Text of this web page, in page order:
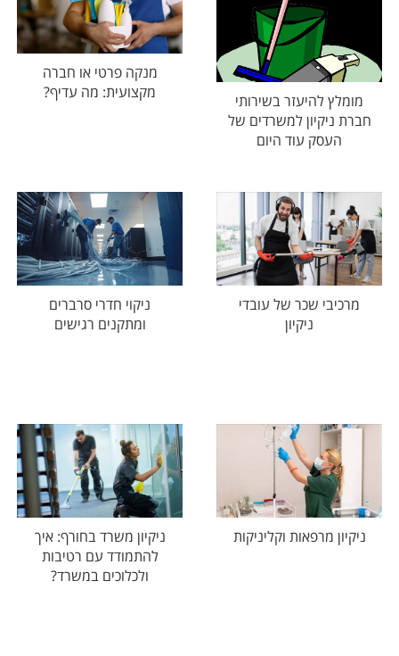
מומלץ להיעזר בשירותי
חברת ניקיון למשרדים של
העסק עוד היום
מנקה פרטי או חברה
מקצועית: מה עדיף?
מרכיבי שכר של עובדי
ניקיון
ניקוי חדרי סרברים
ומתקנים רגישים
ניקיון מרפאות וקליניקות
ניקיון משרד בחורף: איך
להתמודד עם רטיבות
ולכלוכים במשרד?